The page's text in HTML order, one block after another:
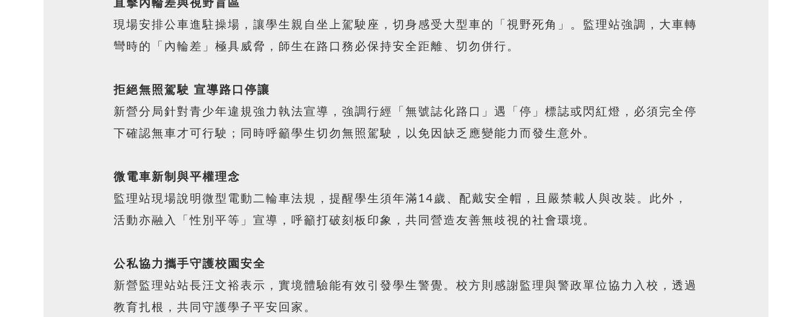
直擊內輪差與視野盲區
現場安排公車進駐操場，讓學生親自坐上駕駛座，切身感受大型車的「視野死角」。監理站強調，大車轉
彎時的「內輪差」極具威脅，師生在路口務必保持安全距離、切勿併行。
拒絕無照駕駛 宣導路口停讓
新營分局針對青少年違規強力執法宣導，強調行經「無號誌化路口」遇「停」標誌或閃紅燈，必須完全停
下確認無車才可行駛；同時呼籲學生切勿無照駕駛，以免因缺乏應變能力而發生意外。
微電車新制與平權理念
監理站現場說明微型電動二輪車法規，提醒學生須年滿14歲、配戴安全帽，且嚴禁載人與改裝。此外，
活動亦融入「性別平等」宣導，呼籲打破刻板印象，共同營造友善無歧視的社會環境。
公私協力攜手守護校園安全
新營監理站站長汪文裕表示，實境體驗能有效引發學生警覺。校方則感謝監理與警政單位協力入校，透過
教育扎根，共同守護學子平安回家。